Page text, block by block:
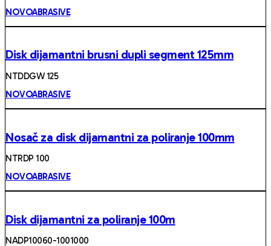
NOVOABRASIVE
Disk dijamantni brusni dupli segment 125mm
NTDDGW 125
NOVOABRASIVE
Nosač za disk dijamantni za poliranje 100mm
NTRDP 100
NOVOABRASIVE
Disk dijamantni za poliranje 100m
NADP10060-1001000